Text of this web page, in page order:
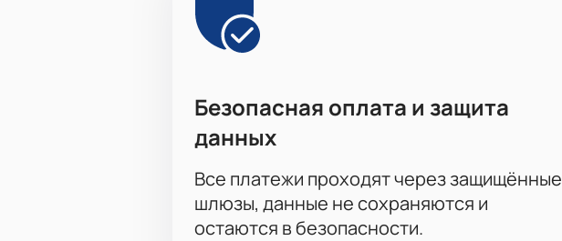
Безопасная оплата и защита
данных
Все платежи проходят через защищённые
шлюзы, данные не сохраняются и
остаются в безопасности.